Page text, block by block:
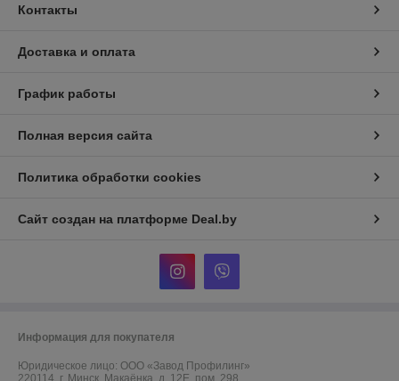
Контакты
Доставка и оплата
График работы
Полная версия сайта
Политика обработки cookies
Сайт создан на платформе Deal.by
Информация для покупателя
Юридическое лицо: ООО «Завод Профилинг»
220114, г. Минск, Макаёнка, д. 12Е, пом. 298